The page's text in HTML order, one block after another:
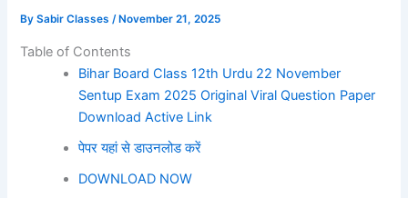
BySabir Classes/ November 21, 2025
Table of Contents
Bihar Board Class 12th Urdu 22 November
Sentup Exam 2025 Original Viral Question Paper
Download Active Link
पेपर यहां से डाउनलोड करें
DOWNLOAD NOW